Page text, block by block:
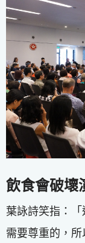
飲食會破壞
葉詠詩笑指：
需要尊重的，